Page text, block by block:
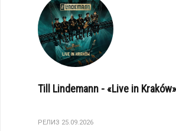
Till Lindemann - «Live in Kraków»
РЕЛИЗ 25.09.2026